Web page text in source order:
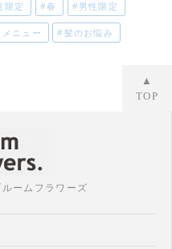
限定 春 男性限定
メニュー 髪のお悩み
▲
TOP
ームフラワーズ